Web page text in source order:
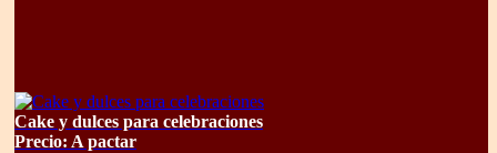
Cake y dulces para celebraciones
Precio: A pactar